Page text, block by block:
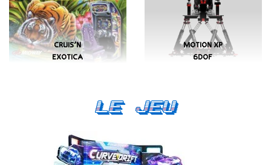
Le Jeu
CRUIS’N
EXOTICA
MOTION XP
6DOF